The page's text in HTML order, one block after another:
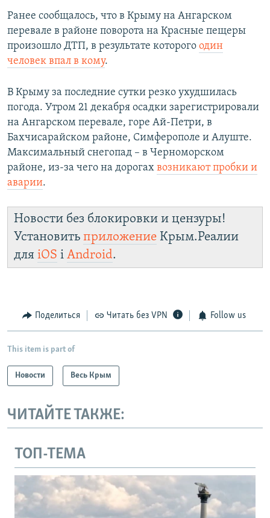
й
с
л
а
й
д
с
л
а
й
д
Ранее сообщалось, что в Крыму на Ангарском
перевале в районе поворота на Красные пещеры
произошло ДТП, в результате которого один
человек впал в кому.
В Крыму за последние сутки резко ухудшилась
погода. Утром 21 декабря осадки зарегистрировали
на Ангарском перевале, горе Ай-Петри, в
Бахчисарайском районе, Симферополе и Алуште.
Максимальный снегопад – в Черноморском
районе, из-за чего на дорогах возникают пробки и
аварии.
Новости без блокировки и цензуры!
Установить приложение Крым.Реалии
для iOS і Android.
Поделиться Читать без VPN Follow us
This item is part of
Новости Весь Крым
ЧИТАЙТЕ ТАКЖЕ:
ТОП-ТЕМА